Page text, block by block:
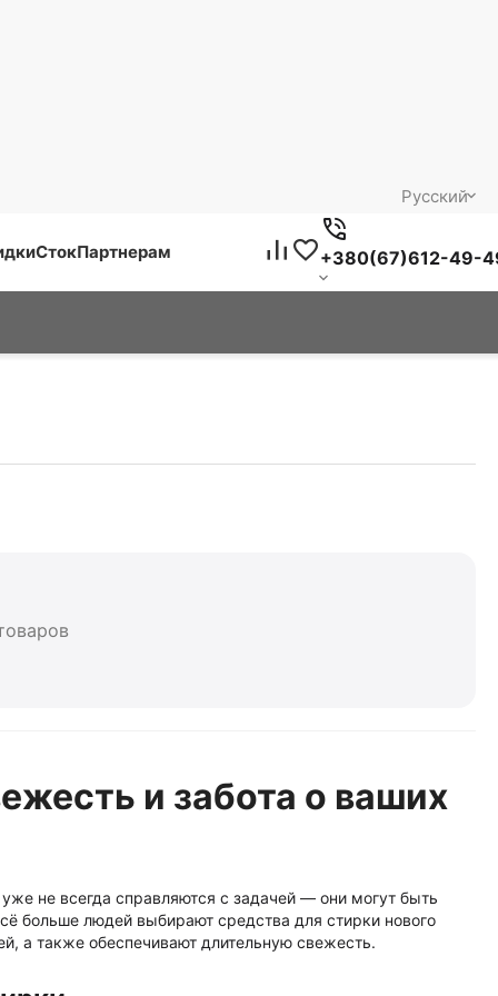
Русский
СтокПартнерам +380(67)612-49-
и забота о ваших
не всегда справляются с задачей — они могут быть
больше людей выбирают средства для стирки нового
а также обеспечивают длительную свежесть.